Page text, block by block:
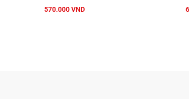
570.000 VND